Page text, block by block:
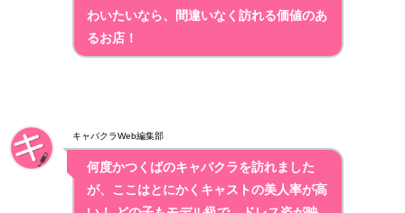
わいたいなら、間違いなく訪れる価値のあ
るお店！
キャバクラWeb編集部
何度かつくばのキャバクラを訪れました
が、ここはとにかくキャストの美人率が高